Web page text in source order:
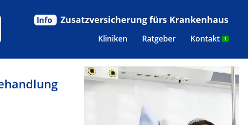
Kliniken
Ratgeber Kontakt 1
Info Zusatzversicherung fürs Krankenhaus